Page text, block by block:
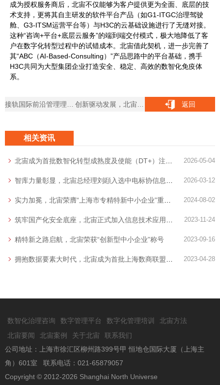
成为授权服务商后，北宙不仅能够为客户提供更为全面、底层的技
术支持，更将其自主研发的软件平台产品（如G1-ITGC治理驾驶
舱、G3-ITSM运营平台等）与H3C的云基础设施进行了无缝对接。
这种“咨询+平台+底层云服务”的端到端交付模式，极大地降低了客
户在数字化转型过程中的试错成本。北宙借此契机，进一步完善了
其“ABC（AI-Based-Consulting）”产品思路中的平台基础，携手
H3C共同为大型集团企业打造安全、稳定、高效的数智化免疫体
系。
返回
相关资讯
北宙成为首批数智化转型成熟度及使能（DT+）注册咨询服务机构 2026-05-04
智库力量彰显，北宙总经理刘頲入选中电标协信息技术服务分会创新智库 2026-03-12
实力加冕，北宙荣膺“上海市专精特新中小企业”重磅称号 2024-08-02
筑牢国产化安全底座，北宙正式加入信息技术应用创新（信创）工委会 2023-11-24
精特新之路启航，北宙荣获“创新型中小企业”称号 2023-09-16
拥抱数据要素大时代，北宙成为首批上海数商联盟会员单位 2023-04-28
数智化治理咨询 数字管理平台 数字化管理培训
北宙方法
北宙要闻
北宙案例 关于北宙
联系我们
公司地址：上海市徐汇区柳州路399号甲 恒地仓国际大厦（上海主
角）601室 联系电话：021-65879057
Copyright © 2012-2026 Shanghai North Universe